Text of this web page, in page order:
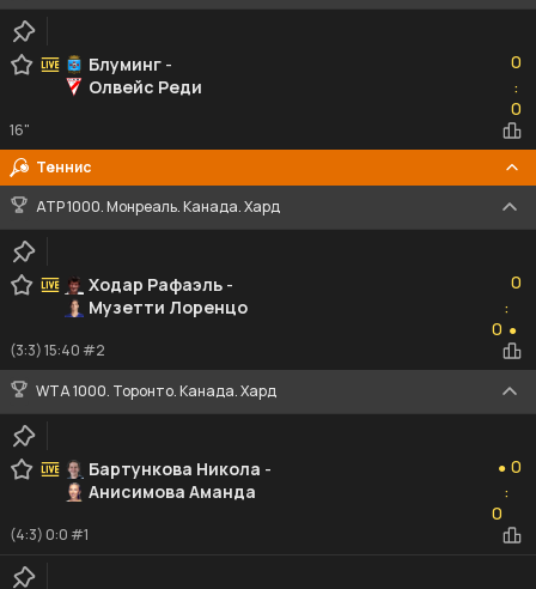
Блуминг -
Олвейс Реди
0
:0
0
16"
Теннис
ATP 1000. Монреаль. Канада. Хард
Ходар Рафаэль -
Музетти Лоренцо
0
:
0 ●
(3:3) 15:40 #2
WTA 1000. Торонто. Канада. Хард
Бартункова Никола -
Анисимова Аманда
● 0
:
0
(4:3) 0:0 #1